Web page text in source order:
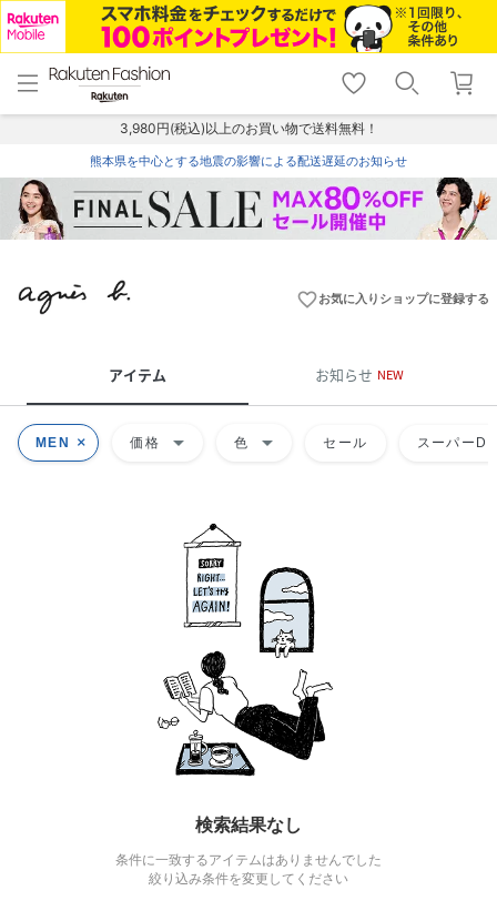
menu home
トップ
shopping_cart lock_outline
ログイン
3,980円(税込)以上のお買い物で送料無料！
熊本県を中心とする地震の影響による配送遅延のお知らせ
favorite_borderお気に入りショップに登録する
アイテム お知らせ NEW
MEN 価格 arrow_drop_down 色 arrow_drop_down セール スーパー
検索結果なし
条件に一致するアイテムはありませんでした
絞り込み条件を変更してください